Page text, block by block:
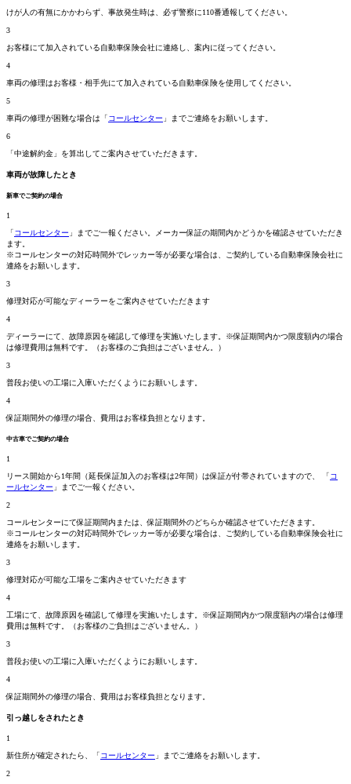
けが人の有無にかかわらず、事故発生時は、必ず警察に110番通報してください。
3
お客様にて加入されている自動車保険会社に連絡し、案内に従ってください。
4
車両の修理はお客様・相手先にて加入されている自動車保険を使用してください。
5
車両の修理が困難な場合は「コールセンター 」までご連絡をお願いします。
6
「中途解約金」を算出してご案内させていただきます。
車両が故障したとき
新車でご契約の場合
1
「コールセンター 」までご一報ください。メーカー保証の期間内かどうかを確認させていただき
ます。
※コールセンターの対応時間外でレッカー等が必要な場合は、ご契約している自動車保険会社に
連絡をお願いします。
3
修理対応が可能なディーラーをご案内させていただきます
4
ディーラーにて、故障原因を確認して修理を実施いたします。 ※保証期間内かつ限度額内の場合
は修理費用は無料です。
（お客様のご負担はございません。）
3
普段お使いの工場に入庫いただくようにお願いします。
4
保証期間外の修理の場合、費用はお客様負担となります。
中古車でご契約の場合
1
リース開始から1年間（延長保証加入のお客様は2年間）は保証が付帯されていますので、 「コ
ールセンター 」までご一報ください。
2
コールセンターにて保証期間内 または、保証期間外のどちらか確認させていただきます。
※コールセンターの対応時間外でレッカー等が必要な場合は、ご契約している自動車保険会社に
連絡をお願いします。
3
修理対応が可能な工場をご案内させていただきます
4
工場にて、故障原因を確認して修理を実施いたします。 ※保証期間内かつ限度額内の場合は修理
費用は無料です。
（お客様のご負担はございません。）
3
普段お使いの工場に入庫いただくようにお願いします。
4
保証期間外の修理の場合、費用はお客様負担となります。
引っ越しをされたとき
1
新住所が確定されたら、「コールセンター 」までご連絡をお願いします。
2